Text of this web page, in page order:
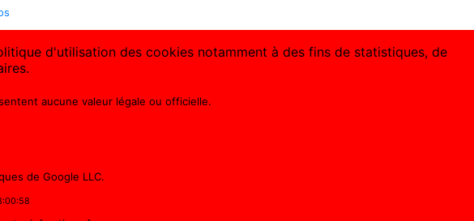
d'utilisation des cookies notamment à des fins de statistiques, de
aucune valeur légale ou officielle.
de Google LLC.